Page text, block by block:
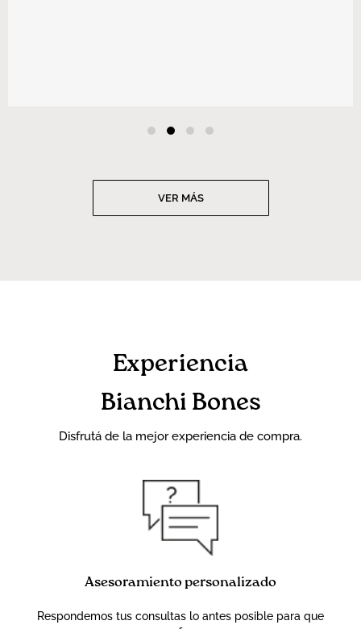
VER MÁS
Experiencia
Bianchi Bones
Disfrutá de la mejor experiencia de compra.
Asesoramiento personalizado
Respondemos tus consultas lo antes posible para que